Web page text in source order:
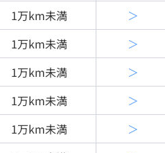
1万km未満
＞
1万km未満
＞
1万km未満
＞
1万km未満
＞
1万km未満
＞